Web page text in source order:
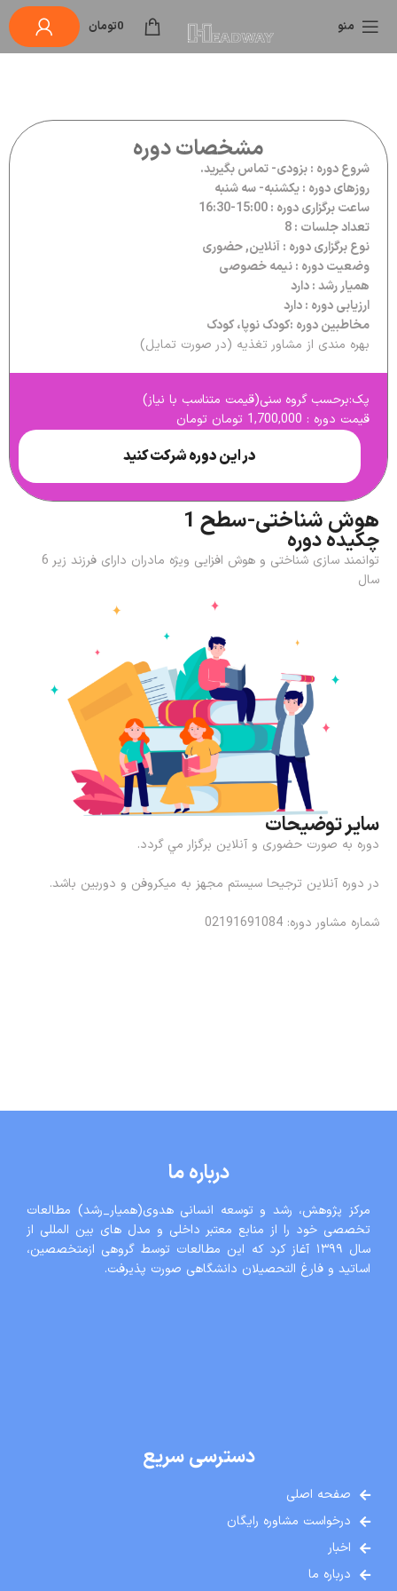
منو 0تومان
مشخصات دوره
شروع دوره : بزودی- تماس بگیرید.
روزهای دوره : یکشنبه- سه شنبه
ساعت برگزاری دوره : 15:00-16:30
تعداد جلسات : 8
نوع برگزاری دوره : آنلاین, حضوری
وضعیت دوره : نیمه خصوصی
همیار رشد : دارد
ارزیابی دوره : دارد
مخاطبین دوره :کودک نوپا، کودک
بهره مندی از مشاور تغذیه (در صورت تمایل)
پک:برحسب گروه سنی(قیمت متناسب با نیاز)
قیمت دوره : 1,700,000 تومان تومان
در این دوره شرکت کنید
هوش شناختی-سطح 1
چکیده دوره
توانمند سازی شناختی و هوش افزایی ویژه مادران دارای فرزند زیر 6
سال
سایر توضیحات
دوره به صورت حضوری و آنلاين برگزار مي گردد.
در دوره آنلاین ترجیحا سیستم مجهز به ميكروفن و دوربین باشد.
شماره مشاور دوره: 02191691084
درباره ما
مرکز پژوهش، رشد و توسعه انسانی هدوی(همیار_رشد) مطالعات
تخصصی خود را از منابع معتبر داخلی و مدل های بین المللی از
سال ١٣٩٩ آغاز کرد که این مطالعات توسط گروهی ازمتخصصین،
اساتید و فارغ التحصیلان دانشگاهی صورت پذیرفت.
دسترسی سریع
صفحه اصلی
درخواست مشاوره رایگان
اخبار
درباره ما